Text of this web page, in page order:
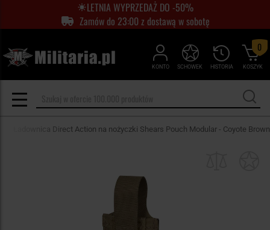
LETNIA WYPRZEDAŻ DO -50%
Zamów do 23:00 z dostawą w sobotę
KONTO HISTORIA
SCHOWEK KOSZYK
0
Ładownica Direct Action na nożyczki Shears Pouch Modular - Coyote Brown